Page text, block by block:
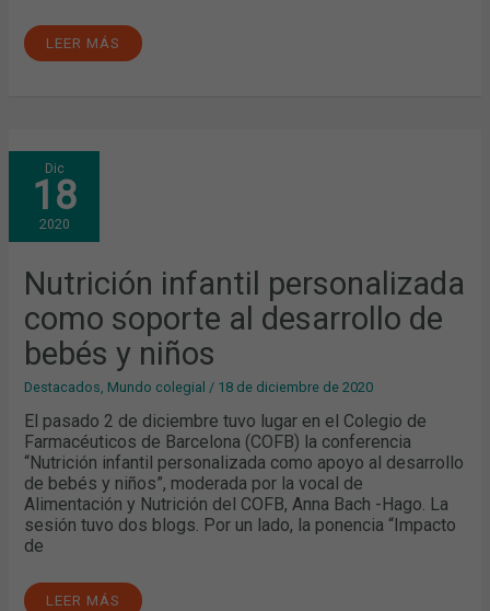
LEER MÁS
Dic
18
2020
Nutrición infantil personalizada
como soporte al desarrollo de
bebés y niños
Destacados Mundo colegial / 18 de diciembre de 2020
El pasado 2 de diciembre tuvo lugar en el Colegio de
Farmacéuticos de Barcelona (COFB) la conferencia
“Nutrición infantil personalizada como apoyo al desarrollo
de bebés y niños”, moderada por la vocal de
Alimentación y Nutrición del COFB, Anna Bach -Hago. La
sesión tuvo dos blogs. Por un lado, la ponencia “Impacto
de
NUTRICIÓN
INFANTIL
PERSONALIZADA
COMO
SOPORTE
AL
DESARROLLO
BEBÉS
NIÑOS
LEER MÁS